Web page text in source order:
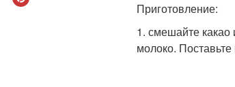
Приготовление:
1. смешайте
молоко.